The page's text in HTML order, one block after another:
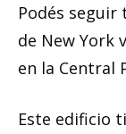
Podés
de New York
en la Central
Este edificio